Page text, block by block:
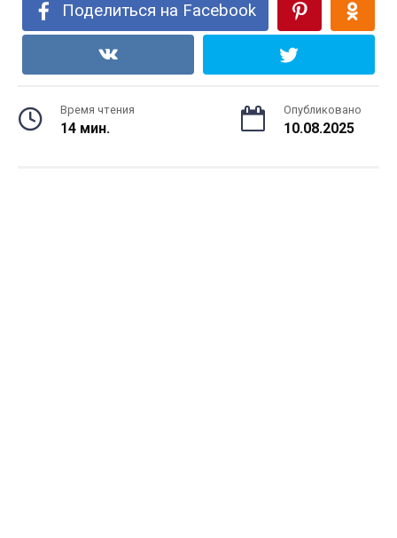
Поделиться на Facebook
Время чтения
14 мин.
Опубликовано
10.08.2025